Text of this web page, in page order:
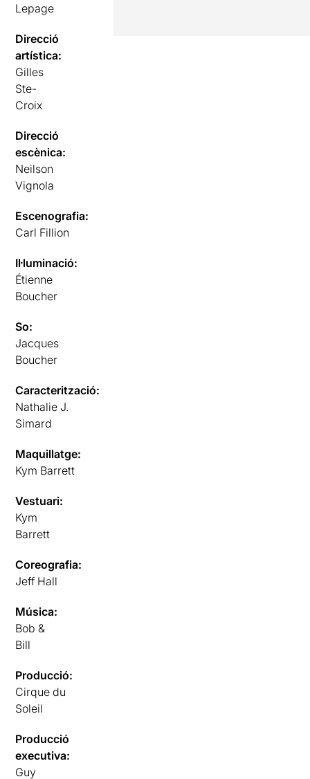
Lepage
Direcció
artística:
Gilles
Ste-
Croix
Direcció
escènica:
Neilson
Vignola
Escenografia:
Carl Fillion
Il·luminació:
Étienne
Boucher
So:
Jacques
Boucher
Caracterització:
Nathalie J.
Simard
Maquillatge:
Kym Barrett
Vestuari:
Kym
Barrett
Coreografia:
Jeff Hall
Música:
Bob &
Bill
Producció:
Cirque du
Soleil
Producció
executiva:
Guy